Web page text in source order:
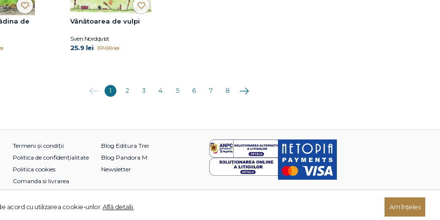
de
Vânătoarea de vulpi
Sven Nordqvist
25.9 lei 37.00 lei
Anterioara
1 2 3 4 5 6 7 8 Următoarea
Termeni și condiții
Politica de confidențialitate
Politica cookies
Comanda si livrarea
Blog Editura Trei
Blog Pandora M
Newsletter
acord cu utilizarea cookie-urilor. Află detalii. Am înțeles